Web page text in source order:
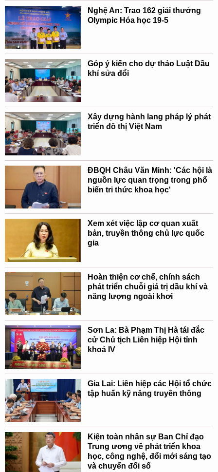
Nghệ An: Trao 162 giải thưởng
Olympic Hóa học 19-5
Góp ý kiến cho dự thảo Luật Dầu
khí sửa đổi
Xây dựng hành lang pháp lý phát
triển đô thị Việt Nam
ĐBQH Châu Văn Minh: 'Các hội là
nguồn lực quan trọng trong phổ
biến tri thức khoa học'
Xem xét việc lập cơ quan xuất
bản, truyền thông chủ lực quốc
gia
Hoàn thiện cơ chế, chính sách
phát triển chuỗi giá trị dầu khí và
năng lượng ngoài khơi
Sơn La: Bà Phạm Thị Hà tái đắc
cử Chủ tịch Liên hiệp Hội tỉnh
khoá IV
Gia Lai: Liên hiệp các Hội tổ chức
tập huấn kỹ năng truyền thông
Kiện toàn nhân sự Ban Chỉ đạo
Trung ương về phát triển khoa
học, công nghệ, đổi mới sáng tạo
và chuyển đổi số